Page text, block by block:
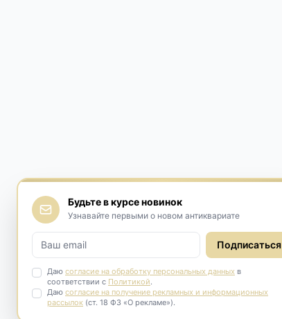
Будьте в курсе новинок
Узнавайте первыми о новом антиквариате
Подписаться
Даю согласие на обработку персональных данных в
соответствии с Политикой.
Даю согласие на получение рекламных и информационных
рассылок (ст. 18 ФЗ «О рекламе»).